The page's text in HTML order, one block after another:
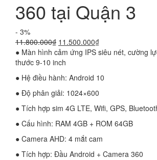
360 tại Quận 3
- 3%
11.800.000₫ Giá
gốc
là:
11.500.000₫Giá
hiện
11.500.000₫.
● Màn hình cảm ứng IPS siêu nét, cường
thước 9-10 inch
● Hệ điều hành: Android 10
● Độ phân giải: 1024×600
● Tích hợp sim 4G LTE, Wifi, GPS,
● Cấu hình: RAM 4GB + ROM 64GB
● Camera AHD: 4 mắt cam
● Tích hợp: Đầu Android + Camera 360